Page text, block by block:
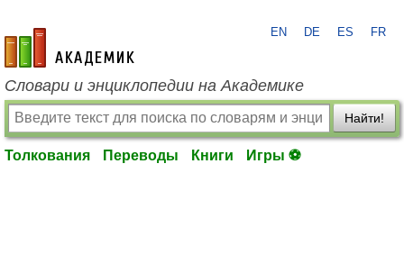
academic.ru
EN DE ES FR
Словари и энциклопедии на Академике
Найти!
Толкования Переводы Книги Игры ⚽